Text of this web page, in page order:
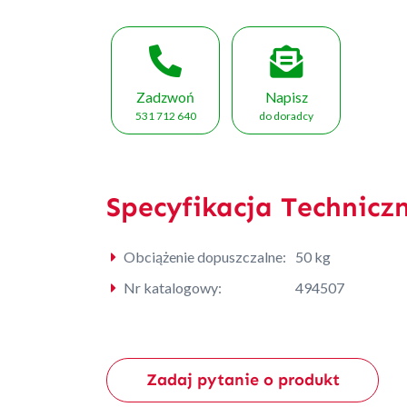
Zadzwoń
531 712 640
Napisz
do doradcy
Specyfikacja
Obciążenie dopuszczalne:
50 kg
Nr katalogowy:
494507
Zadaj pytanie o produkt